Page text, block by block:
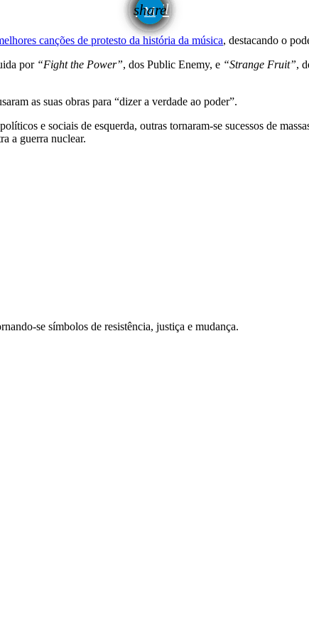
share
email
canções de protesto da história da música, destacando o
por “Fight the Power”, dos Public Enemy, e “Strange Fruit”,
as suas obras para “dizer a verdade ao poder”.
e sociais de esquerda, outras tornaram-se sucessos de
a guerra nuclear.
se símbolos de resistência, justiça e mudança.